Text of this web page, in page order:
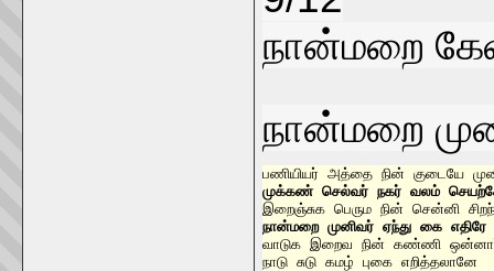
நான்மறை
நான்மறை
முக்கண் செல்வர் நகர் வலம்
நான்மறை முனிவர் ஏந்து கை எதிரே
வாடுக இறைவ நின் கண்ணி
நாடு சுடு கமழ் புகை எறித்தலானே